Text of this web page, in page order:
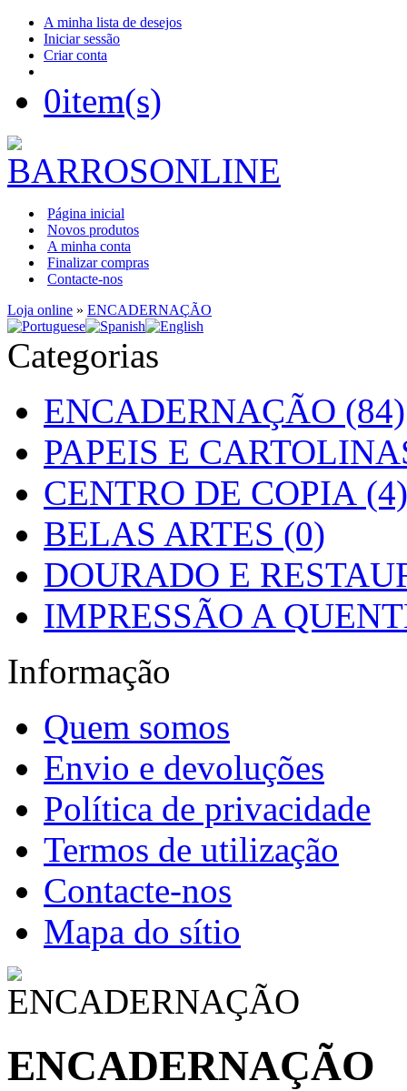
A minha lista de desejos
Iniciar sessão
Criar conta
0item(s)
Página inicial
Novos produtos
A minha conta
Finalizar compras
Contacte-nos
Loja online » ENCADERNAÇÃO
Categorias
ENCADERNAÇÃO (84)
PAPEIS E
CENTRO DE COPIA (4)
BELAS ARTES (0)
DOURADO E
IMPRESSÃO A
Informação
Quem somos
Envio e devoluções
Política de privacidade
Termos de utilização
Contacte-nos
Mapa do sítio
ENCADERNAÇÃO